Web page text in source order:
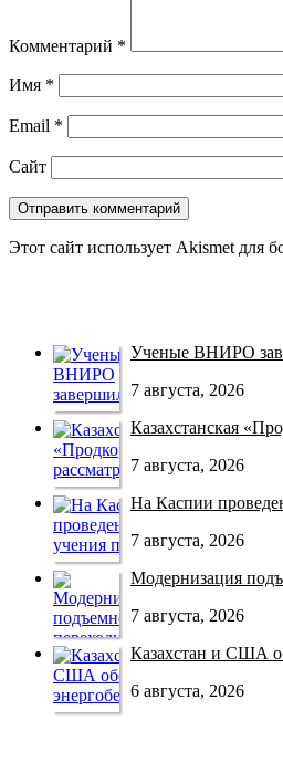
Комментарий *
Имя *
Email *
Сайт
Этот сайт использует Akismet для
Ученые ВНИРО
7 августа, 2026
Казахстанская
7 августа, 2026
На Каспии
7 августа, 2026
Модернизация
7 августа, 2026
Казахстан и США
6 августа, 2026